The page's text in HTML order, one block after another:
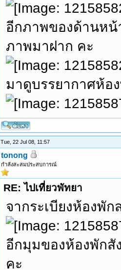
อีกภาพของด้านหน้
ภาพมาฝาก คะ
มาดูบรรยากาศห้อ
Tue, 22 Jul 08, 11:57
tonong
กำลังสะสมประสบการณ์
RE: ไปเที่ยวพัทยา
จากระเบียงห้องพั
อีกมุมของห้องพักสั
คะ